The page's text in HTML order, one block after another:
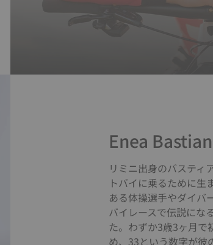
Enea
リミニ出身のバスティ
トバイに乗るために生
ある体操選手やダイバ
バイレースで伝説にな
た。わずか3歳3ヶ月で
め、33という数字が彼